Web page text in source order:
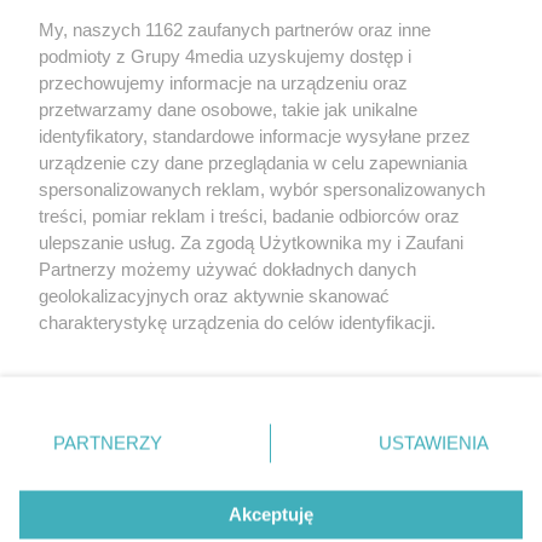
Prywatność Reklama Redakcja Praca Kielce
Facebook.com
Youtube.com
My, naszych 1162 zaufanych partnerów oraz inne
podmioty z Grupy 4media uzyskujemy dostęp i
przechowujemy informacje na urządzeniu oraz
przetwarzamy dane osobowe, takie jak unikalne
identyfikatory, standardowe informacje wysyłane przez
urządzenie czy dane przeglądania w celu zapewniania
spersonalizowanych reklam, wybór spersonalizowanych
treści, pomiar reklam i treści, badanie odbiorców oraz
ulepszanie usług. Za zgodą Użytkownika my i Zaufani
Partnerzy możemy używać dokładnych danych
geolokalizacyjnych oraz aktywnie skanować
charakterystykę urządzenia do celów identyfikacji.
zmienić/wycofać klikając przycisk ustawień prywatności
znajdujący się w lewym dolnym rogu strony
. Niektóre
użytkownika, ale masz prawo sprzeciwić się takiemu
przetwarzaniu. Preferencje będą miały zastosowania tylko
PARTNERZY USTAWIENIA
Akceptuję